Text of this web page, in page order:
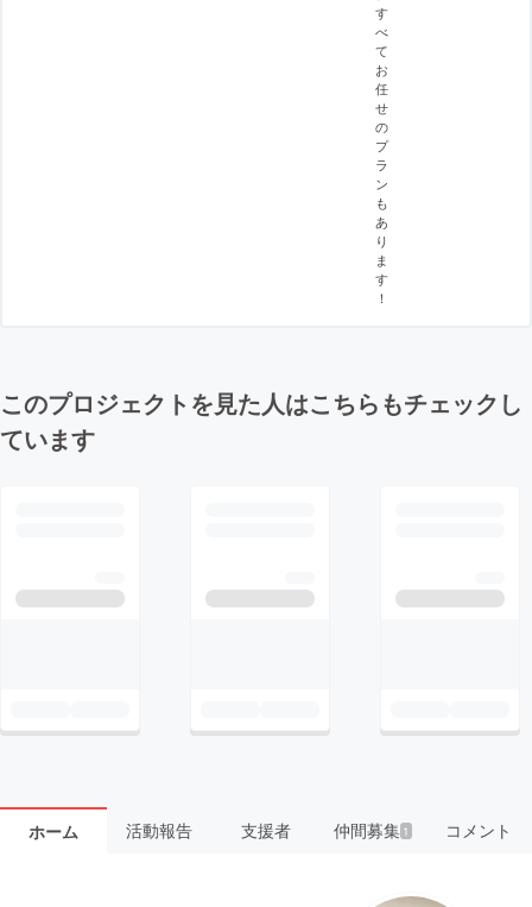
す
べ
て
お
任
せ
の
プ
ラ
ン
も
あ
り
ま
す
！
このプロジェクトを見た人はこちらもチェックし
ています
ホーム 活動報告 支援者 仲間募集 1 コメント